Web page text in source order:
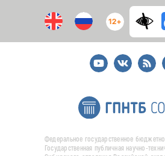
12+
YoutubeВКонтакте
RSS
Федеральное государственное
Государственная публичная научно-